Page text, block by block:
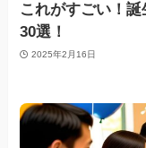
これがすごい！
30選！
2025年2月16日